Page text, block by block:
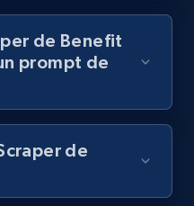
records
md5, Video url,
de Benefit
prompt de
de